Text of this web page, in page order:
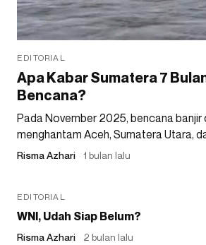
EDITORIAL
Apa Kabar Sumatera 7
Bencana?
Pada November 2025, bencana banjir
menghantam Aceh, Sumatera Utara,
Risma Azhari 1 bulan lalu
EDITORIAL
WNI, Udah Siap Belum?
Risma Azhari 2 bulan lalu